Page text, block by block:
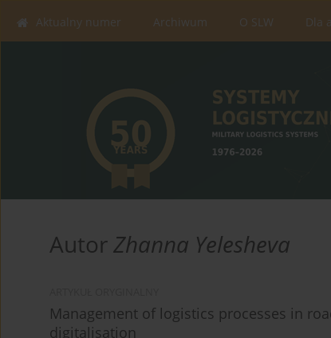
Aktualny numer Archiwum O SLW Dla
AutorZhanna Yelesheva
Management of logistics processes in
digitalisation